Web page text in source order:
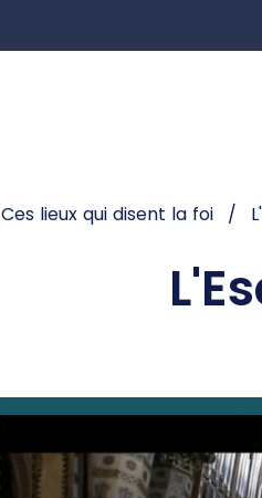
Ces lieux qui disent la foi